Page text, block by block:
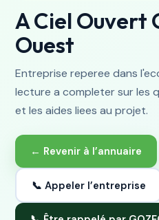
A Ciel Ouvert
Ouest
Entreprise reperee dans
lecture a completer sur les
et les aides liees au projet.
← Revenir à l’annuaire
📞 Appeler l’entreprise